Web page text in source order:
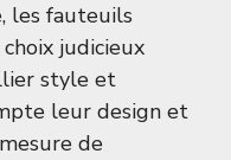
les fauteuils
judicieux
style et
leur design et
de